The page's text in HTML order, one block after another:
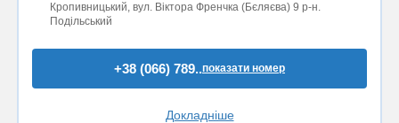
Кропивницький, вул. Віктора Френчка (Бєляєва) 9 р-н.
Подільський
+38 (066) 789..показати номер
Докладніше